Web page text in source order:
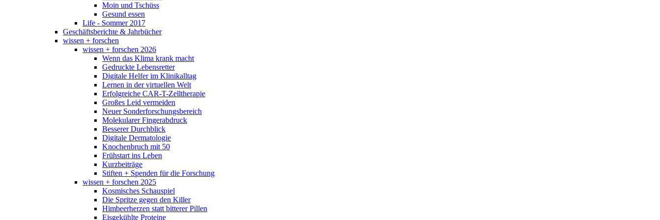
Moin und Tschüss
Gesund essen
Life - Sommer 2017
Geschäftsberichte & Jahrbücher
wissen + forschen
wissen + forschen 2026
Wenn das Klima krank macht
Gedruckte Lebensretter
Digitale Helfer im Klinikalltag
Lernen in der virtuellen Welt
Erfolgreiche CAR-T-Zelltherapie
Großes Leid vermeiden
Neuer Sonderforschungsbereich
Molekularer Fingerabdruck
Besserer Durchblick
Digitale Dermatologie
Knochenbruch mit 50
Frühstart ins Leben
Kurzbeiträge
Stiften + Spenden für die Forschung
wissen + forschen 2025
Kosmisches Schauspiel
Die Spritze gegen den Killer
Himbeerherzen statt bitterer Pillen
Eisgekühlte Proteine